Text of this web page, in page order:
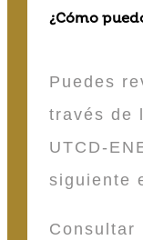
¿Cómo
Puedes
través de
UTCD-
siguiente
Consultar